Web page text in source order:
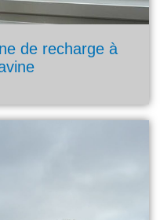
de recharge à